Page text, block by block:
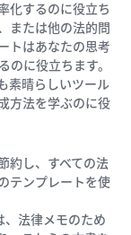
化するのに役立ち
または他の法的問
トはあなたの思考
に役立ちます。
素晴らしいツール
方法を学ぶのに役
約し、すべての法
テンプレートを使
、法律メモのため